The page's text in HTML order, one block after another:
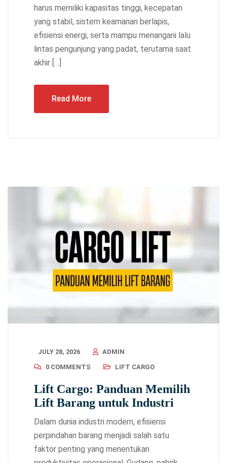
harus memiliki kapasitas tinggi, kecepatan
yang stabil, sistem keamanan berlapis,
efisiensi energi, serta mampu menangani lalu
lintas pengunjung yang padat, terutama saat
akhir […]
Read More
JULY 28, 2026
ADMIN
0 COMMENTS
LIFT CARGO
Lift Cargo: Panduan Memilih
Lift Barang untuk Industri
Dalam dunia industri modern, efisiensi
perpindahan barang menjadi salah satu
faktor penting yang menentukan